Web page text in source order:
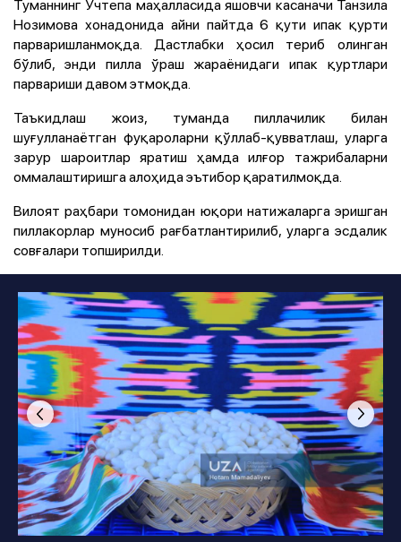
Туманнинг Учтепа маҳалласида яшовчи касаначи Танзила
Нозимова хонадонида айни пайтда 6 қути ипак қурти
парваришланмоқда. Дастлабки ҳосил териб олинган
бўлиб, энди пилла ўраш жараёнидаги ипак қуртлари
парвариши давом этмоқда.
Таъкидлаш жоиз, туманда пиллачилик билан
шуғулланаётган фуқароларни қўллаб-қувватлаш, уларга
зарур шароитлар яратиш ҳамда илғор тажрибаларни
оммалаштиришга алоҳида эътибор қаратилмоқда.
Вилоят раҳбари томонидан юқори натижаларга эришган
пиллакорлар муносиб рағбатлантирилиб, уларга эсдалик
совғалари топширилди.